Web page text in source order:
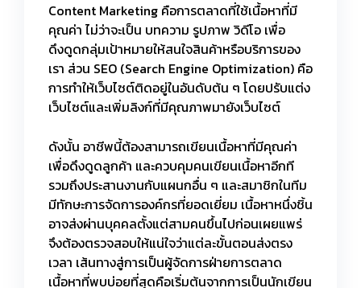
Content Marketing คือการตลาดที่ใช้เนื้อหาที่มี
คุณค่า ไม่ว่าจะเป็น บทความ รูปภาพ วิดีโอ เพื่อ
ดึงดูดกลุ่มเป้าหมายให้สนใจสินค้าหรือบริการของ
เรา ส่วน SEO (Search Engine Optimization) คือ
การทำให้เว็บไซต์ติดอยู่ในอันดับต้น ๆ โดยปรับแต่ง
เว็บไซต์และเพิ่มลิงก์ที่มีคุณภาพมายังเว็บไซต์
ดังนั้น อาชีพนี้ต้องสามารถเขียนเนื้อหาที่มีคุณค่า
เพื่อดึงดูดลูกค้า และควบคุมคนเขียนเนื้อหาอีกที
รวมถึงประสานงานกับแผนกอื่น ๆ และสมาชิกในทีม
มีทักษะการจัดการองค์กรที่ยอดเยี่ยม เนื้อหาหนึ่งชิ้น
อาจส่งผ่านบุคคลตั้งแต่สามคนขึ้นไปก่อนเผยแพร่
จึงต้องตรวจสอบให้แน่ใจว่าแต่ละขั้นตอนส่งตรง
เวลา เส้นทางสู่การเป็นผู้จัดการฝ่ายการตลาด
เนื้อหาที่พบบ่อยที่สุดคือเริ่มต้นจากการเป็นนักเขียน